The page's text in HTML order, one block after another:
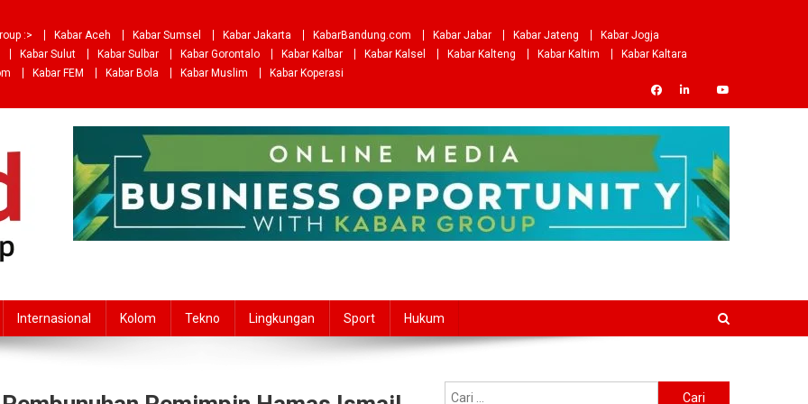
:> Kabar Aceh Kabar Sumsel Kabar Jakarta KabarBandung.com Kabar Jabar Kabar Jateng
Kabar Jogja
Kabar Sulut Kabar Sulbar Kabar Gorontalo Kabar Kalbar Kabar Kalsel Kabar Kalteng Kabar Kaltim
Kabar Kaltara
Kabar FEM Kabar Bola Kabar Muslim Kabar Koperasi
Internasional Kolom Tekno Lingkungan Sport Hukum